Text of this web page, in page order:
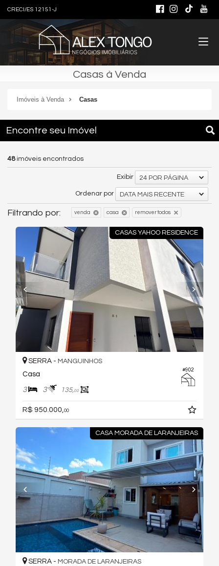
CRECI/ES 12151-J
Casas à Venda
Imóveis à Venda Casas
Encontre seu Imóvel
48imóveis encontrados
Exibir 24 POR PÁGINA
Ordenar por DATA MAIS RECENTE
Filtrando por: venda casa remover todos
CASAS YAHOO RESIDENCE
#902
SERRA - MANGUINHOS
Casa
3 3 135,00
R$ 950.000, 00
CASA MORADA DE LARANJEIRAS
SERRA - MORADA DE LARANJEIRAS